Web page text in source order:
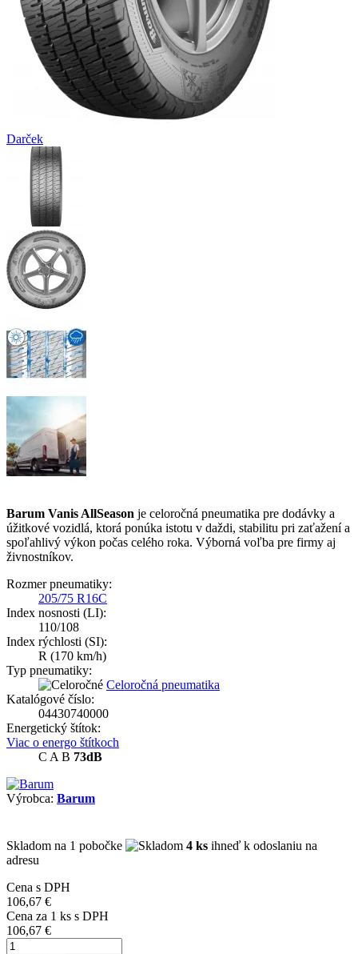
Darček
Barum Vanis AllSeason je celoročná pneumatika pre dodávky a
úžitkové vozidlá, ktorá ponúka istotu v daždi, stabilitu pri zaťažení a
spoľahlivý výkon počas celého roka. Výborná voľba pre firmy aj
živnostníkov.
Rozmer pneumatiky:
205/75 R16C
Index nosnosti (LI):
110/108
Index rýchlosti (SI):
R (170 km/h)
Typ pneumatiky:
Celoročná pneumatika
Katalógové číslo:
04430740000
Energetický štítok:
Viac o energo štítkoch
C A B 73dB
Výrobca: Barum
Skladom na 1 pobočke 4 ks ihneď k odoslaniu na
adresu
Cena s DPH
106,67 €
Cena za 1 ks s DPH
106,67 €